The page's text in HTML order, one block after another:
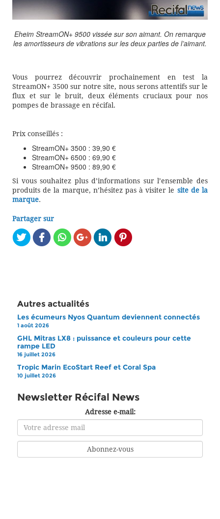
Eheim StreamON+ 9500 vissée sur son aimant. On remarque
les amortisseurs de vibrations sur les deux parties de l’aimant.
Vous pourrez découvrir prochainement en test la
StreamON+ 3500 sur notre site, nous serons attentifs sur le
flux et sur le bruit, deux éléments cruciaux pour nos
pompes de brassage en récifal.
Prix conseillés :
StreamON+ 3500 : 39,90 €
StreamON+ 6500 : 69,90 €
StreamON+ 9500 : 89,90 €
Si vous souhaitez plus d’informations sur l’ensemble des
produits de la marque, n’hésitez pas à visiter le site de la
marque.
Partager sur
Autres actualités
Les écumeurs Nyos Quantum deviennent connectés
1 août 2026
GHL Mitras LX8 : puissance et couleurs pour cette
rampe LED
16 juillet 2026
Tropic Marin EcoStart Reef et Coral Spa
10 juillet 2026
Newsletter Récifal News
Adresse e-mail: